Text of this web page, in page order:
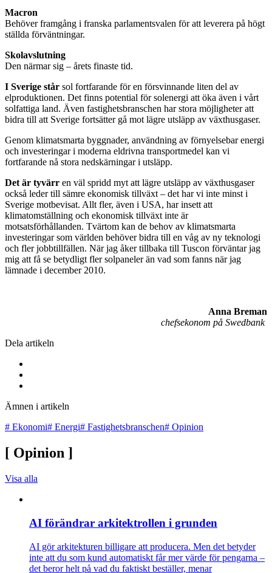
Macron
Behöver framgång i franska parlamentsvalen för att leverera på högt
ställda förväntningar.
Skolavslutning
Den närmar sig – årets finaste tid.
I Sverige står sol fortfarande för en försvinnande liten del av
elproduktionen. Det finns potential för solenergi att öka även i vårt
solfattiga land. Även fastighetsbranschen har stora möjligheter att
bidra till att Sverige fortsätter gå mot lägre utsläpp av växthusgaser.
Genom klimatsmarta byggnader, användning av förnyelsebar energi
och investeringar i moderna eldrivna transportmedel kan vi
fortfarande nå stora nedskärningar i utsläpp.
Det är tyvärr en väl spridd myt att lägre utsläpp av växthusgaser
också leder till sämre ekonomisk tillväxt – det har vi inte minst i
Sverige motbevisat. Allt fler, även i USA, har insett att
klimatomställning och ekonomisk tillväxt inte är
motsatsförhållanden. Tvärtom kan de behov av klimatsmarta
investeringar som världen behöver bidra till en våg av ny teknologi
och fler jobbtillfällen. När jag åker tillbaka till Tuscon förväntar jag
mig att få se betydligt fler solpaneler än vad som fanns när jag
lämnade i december 2010.
Anna Breman
chefsekonom på Swedbank
Dela artikeln
Ämnen i artikeln
# Ekonomi# Energi# Fastighetsbranschen# Opinion
[ Opinion ]
Visa alla
AI förändrar arkitektrollen i grunden
AI gör arkitekturen billigare att producera. Men det betyder
inte att du som kund automatiskt får mer värde för pengarna –
det beror helt på vad du faktiskt beställer, menar